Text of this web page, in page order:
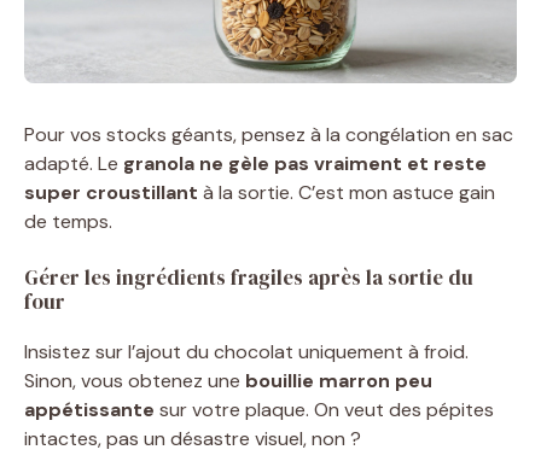
Pour vos stocks géants, pensez à la congélation en sac
adapté. Le granola ne gèle pas vraiment et reste
super croustillant à la sortie. C’est mon astuce gain
de temps.
Gérer les ingrédients fragiles après la sortie du
four
Insistez sur l’ajout du chocolat uniquement à froid.
Sinon, vous obtenez une bouillie marron peu
appétissante sur votre plaque. On veut des pépites
intactes, pas un désastre visuel, non ?